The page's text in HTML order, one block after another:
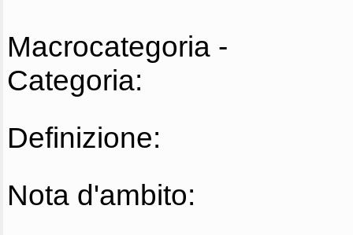
Macrocategoria -
Categoria:
Definizione:
Nota d'ambito: